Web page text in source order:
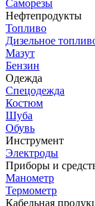
Саморезы
Нефтепродукты
Топливо
Дизельное
Мазут
Бензин
Одежда
Спецодежда
Костюм
Шуба
Обувь
Инструмент
Электроды
Приборы и
Манометр
Термометр
Кабельная